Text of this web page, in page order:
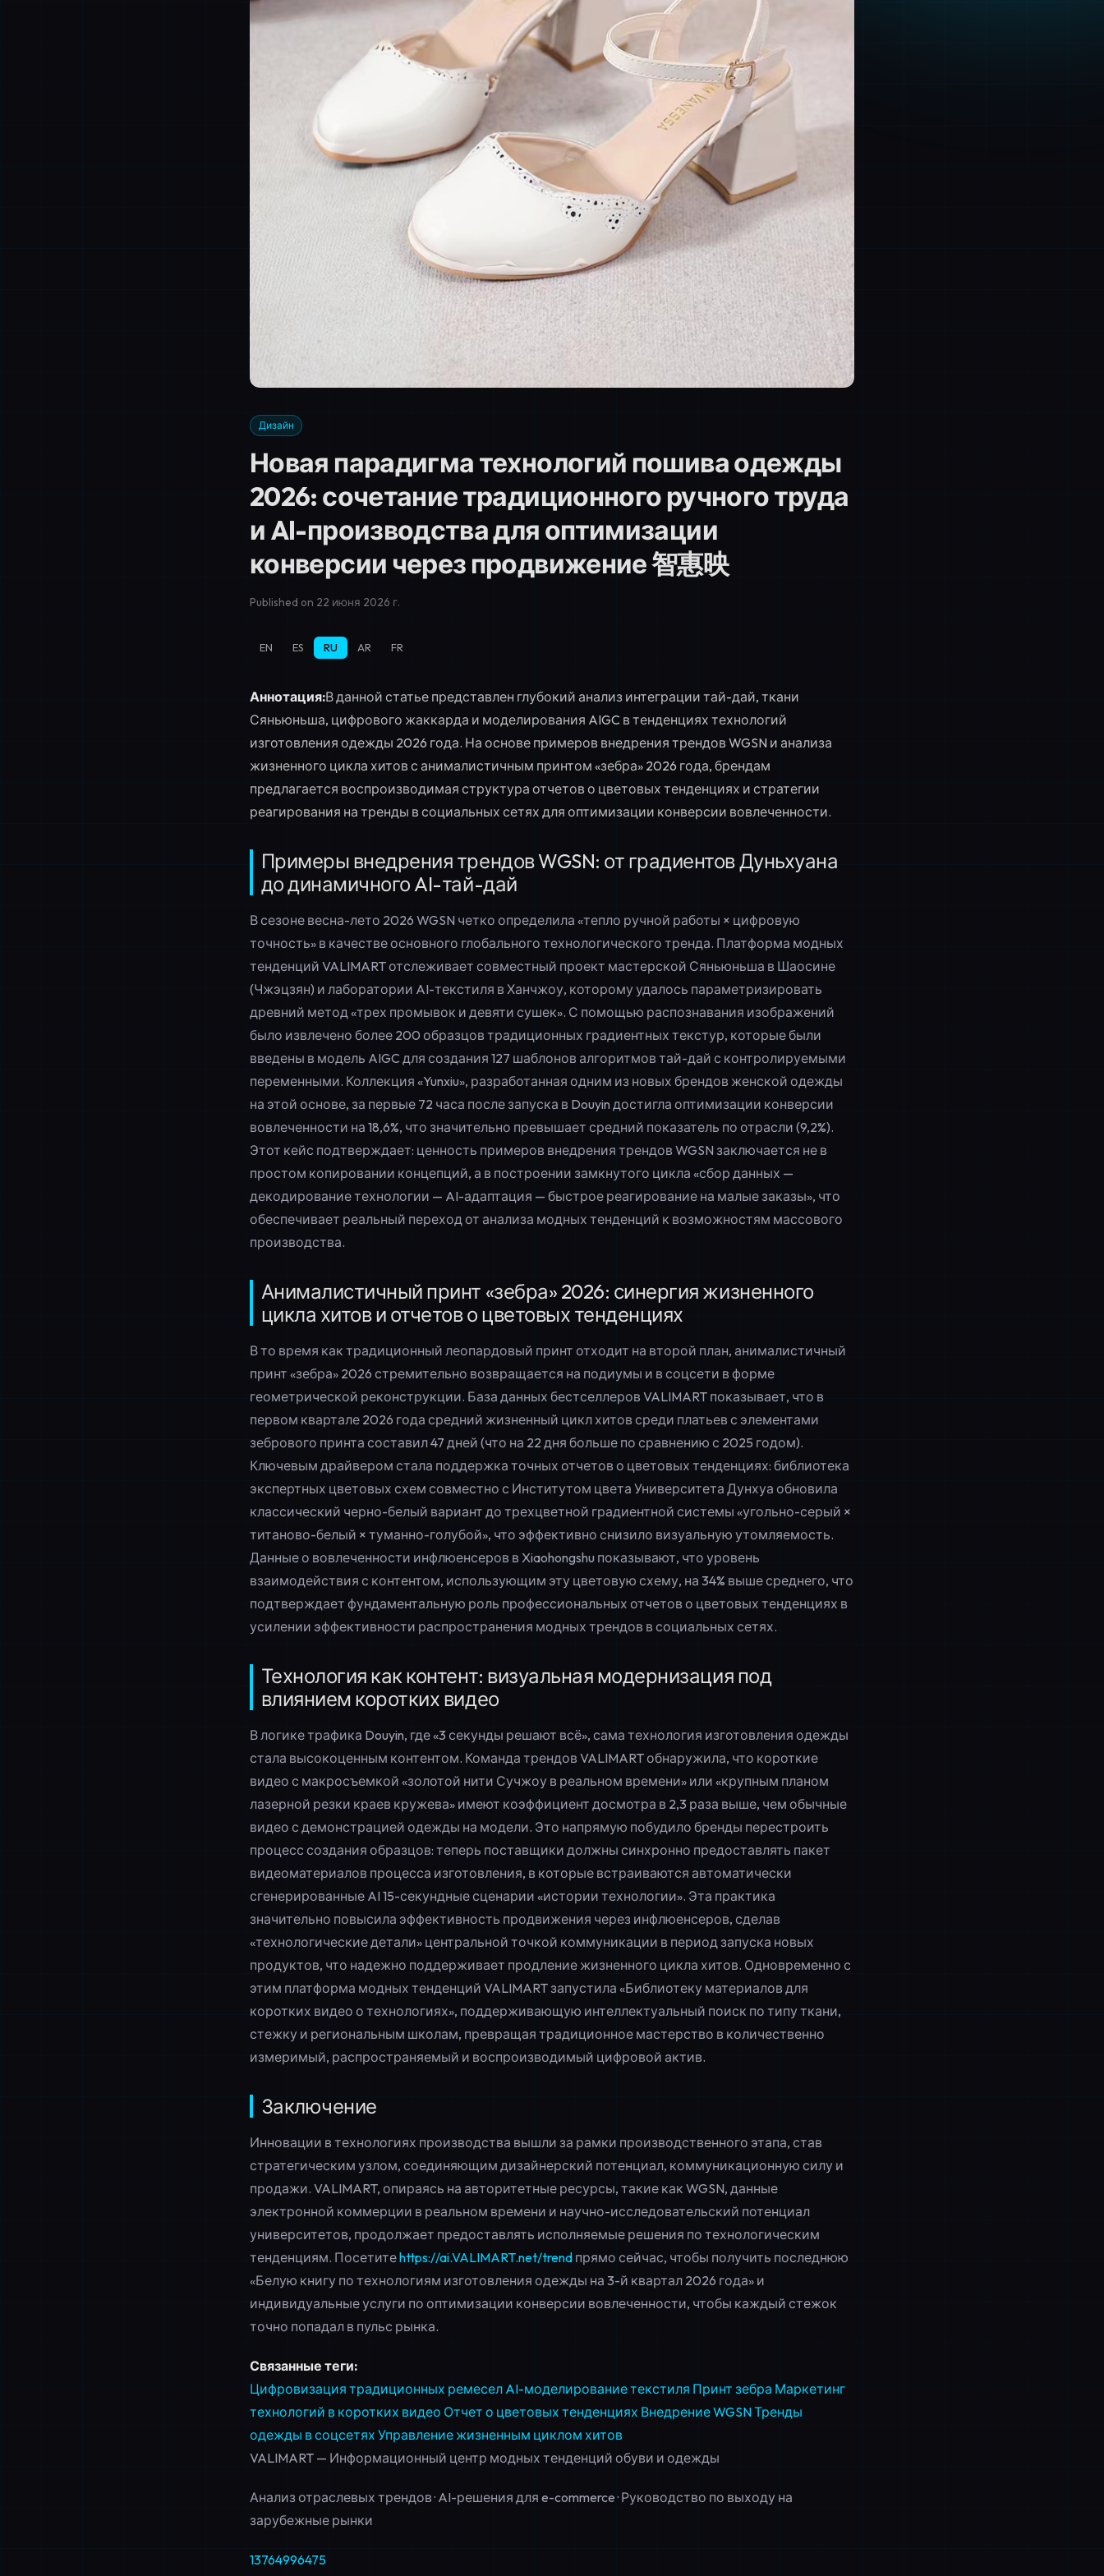
Дизайн
Новая парадигма технологий пошива одежды
2026: сочетание традиционного ручного труда
и AI-производства для оптимизации
конверсии через продвижение 智惠映
Published on 22 июня 2026 г.
EN ES RU AR FR
Аннотация:В данной статье представлен глубокий анализ интеграции тай-дай, ткани
Сяньюньша, цифрового жаккарда и моделирования AIGC в тенденциях технологий
изготовления одежды 2026 года. На основе примеров внедрения трендов WGSN и анализа
жизненного цикла хитов с анималистичным принтом «зебра» 2026 года, брендам
предлагается воспроизводимая структура отчетов о цветовых тенденциях и стратегии
реагирования на тренды в социальных сетях для оптимизации конверсии вовлеченности.
Примеры внедрения трендов WGSN: от градиентов Дуньхуана
до динамичного AI-тай-дай
В сезоне весна-лето 2026 WGSN четко определила «тепло ручной работы × цифровую
точность» в качестве основного глобального технологического тренда. Платформа модных
тенденций VALIMART отслеживает совместный проект мастерской Сяньюньша в Шаосине
(Чжэцзян) и лаборатории AI-текстиля в Ханчжоу, которому удалось параметризировать
древний метод «трех промывок и девяти сушек». С помощью распознавания изображений
было извлечено более 200 образцов традиционных градиентных текстур, которые были
введены в модель AIGC для создания 127 шаблонов алгоритмов тай-дай с контролируемыми
переменными. Коллекция «Yunxiu», разработанная одним из новых брендов женской одежды
на этой основе, за первые 72 часа после запуска в Douyin достигла оптимизации конверсии
вовлеченности на 18,6%, что значительно превышает средний показатель по отрасли (9,2%).
Этот кейс подтверждает: ценность примеров внедрения трендов WGSN заключается не в
простом копировании концепций, а в построении замкнутого цикла «сбор данных —
декодирование технологии — AI-адаптация — быстрое реагирование на малые заказы», что
обеспечивает реальный переход от анализа модных тенденций к возможностям массового
производства.
Анималистичный принт «зебра» 2026: синергия жизненного
цикла хитов и отчетов о цветовых тенденциях
В то время как традиционный леопардовый принт отходит на второй план, анималистичный
принт «зебра» 2026 стремительно возвращается на подиумы и в соцсети в форме
геометрической реконструкции. База данных бестселлеров VALIMART показывает, что в
первом квартале 2026 года средний жизненный цикл хитов среди платьев с элементами
зебрового принта составил 47 дней (что на 22 дня больше по сравнению с 2025 годом).
Ключевым драйвером стала поддержка точных отчетов о цветовых тенденциях: библиотека
экспертных цветовых схем совместно с Институтом цвета Университета Дунхуа обновила
классический черно-белый вариант до трехцветной градиентной системы «угольно-серый ×
титаново-белый × туманно-голубой», что эффективно снизило визуальную утомляемость.
Данные о вовлеченности инфлюенсеров в Xiaohongshu показывают, что уровень
взаимодействия с контентом, использующим эту цветовую схему, на 34% выше среднего, что
подтверждает фундаментальную роль профессиональных отчетов о цветовых тенденциях в
усилении эффективности распространения модных трендов в социальных сетях.
Технология как контент: визуальная модернизация под
влиянием коротких видео
В логике трафика Douyin, где «3 секунды решают всё», сама технология изготовления одежды
стала высокоценным контентом. Команда трендов VALIMART обнаружила, что короткие
видео с макросъемкой «золотой нити Сучжоу в реальном времени» или «крупным планом
лазерной резки краев кружева» имеют коэффициент досмотра в 2,3 раза выше, чем обычные
видео с демонстрацией одежды на модели. Это напрямую побудило бренды перестроить
процесс создания образцов: теперь поставщики должны синхронно предоставлять пакет
видеоматериалов процесса изготовления, в которые встраиваются автоматически
сгенерированные AI 15-секундные сценарии «истории технологии». Эта практика
значительно повысила эффективность продвижения через инфлюенсеров, сделав
«технологические детали» центральной точкой коммуникации в период запуска новых
продуктов, что надежно поддерживает продление жизненного цикла хитов. Одновременно с
этим платформа модных тенденций VALIMART запустила «Библиотеку материалов для
коротких видео о технологиях», поддерживающую интеллектуальный поиск по типу ткани,
стежку и региональным школам, превращая традиционное мастерство в количественно
измеримый, распространяемый и воспроизводимый цифровой актив.
Заключение
Инновации в технологиях производства вышли за рамки производственного этапа, став
стратегическим узлом, соединяющим дизайнерский потенциал, коммуникационную силу и
продажи. VALIMART, опираясь на авторитетные ресурсы, такие как WGSN, данные
электронной коммерции в реальном времени и научно-исследовательский потенциал
университетов, продолжает предоставлять исполняемые решения по технологическим
тенденциям. Посетитеhttps://ai.VALIMART.net/trend прямо сейчас, чтобы получить последнюю
«Белую книгу по технологиям изготовления одежды на 3-й квартал 2026 года» и
индивидуальные услуги по оптимизации конверсии вовлеченности, чтобы каждый стежок
точно попадал в пульс рынка.
Связанные теги:
Цифровизация традиционных ремесел AI-моделирование текстиля Принт зебра Маркетинг
технологий в коротких видео Отчет о цветовых тенденциях Внедрение WGSNТренды
одежды в соцсетях Управление жизненным циклом хитов
VALIMART — Информационный центр модных тенденций обуви и одежды
Анализ отраслевых трендов · AI-решения для e-commerce · Руководство по выходу на
зарубежные рынки
13764996475